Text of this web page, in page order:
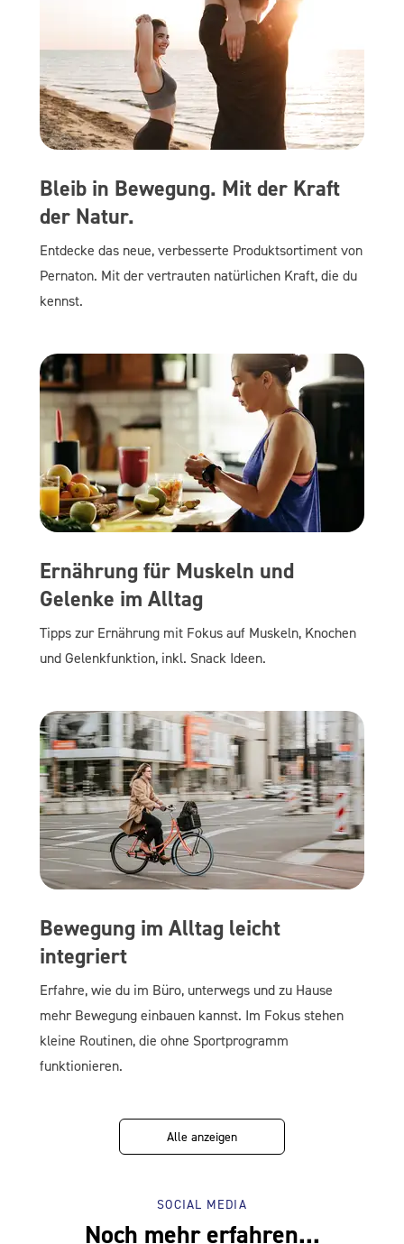
Bleib in Bewegung. Mit der Kraft
der Natur.
Entdecke das neue, verbesserte Produktsortiment von
Pernaton. Mit der vertrauten natürlichen Kraft, die du
kennst.
Ernährung für Muskeln und
Gelenke im Alltag
Tipps zur Ernährung mit Fokus auf Muskeln, Knochen
und Gelenkfunktion, inkl. Snack Ideen.
Bewegung im Alltag leicht
integriert
Erfahre, wie du im Büro, unterwegs und zu Hause
mehr Bewegung einbauen kannst. Im Fokus stehen
kleine Routinen, die ohne Sportprogramm
funktionieren.
Alle anzeigen
SOCIAL MEDIA
Noch mehr erfahren...